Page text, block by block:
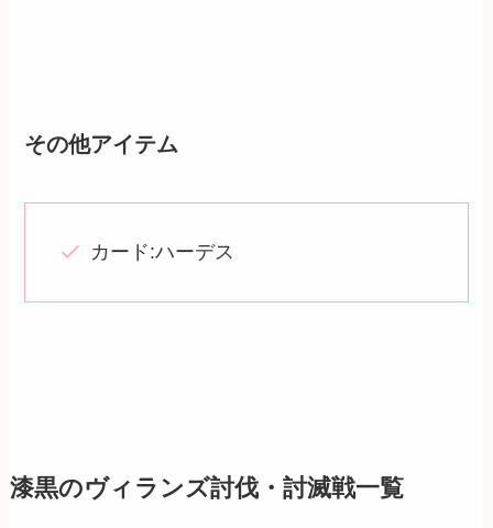
その他アイテム
カード:ハーデス
漆黒のヴィランズ討伐・討滅戦一覧